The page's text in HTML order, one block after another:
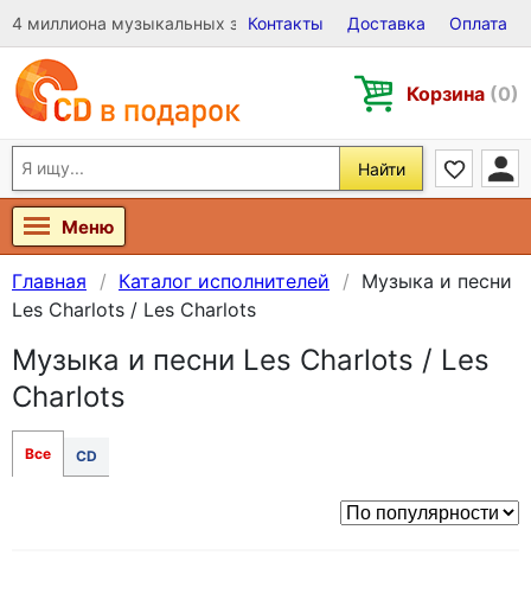
4 миллиона музыкальных записей на Виниле, CD и DVD
Контакты Доставка Оплата
Корзина (0)
Найти
Меню
Главная Каталог исполнителей
Музыка и песни
Les Charlots / Les Charlots
Музыка и песни Les Charlots / Les
Charlots
Все CD